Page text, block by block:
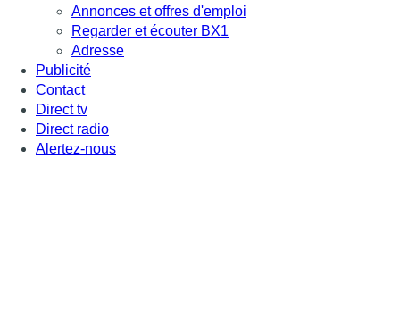
Annonces et offres d'emploi
Regarder et écouter BX1
Adresse
Publicité
Contact
Direct tv
Direct radio
Alertez-nous